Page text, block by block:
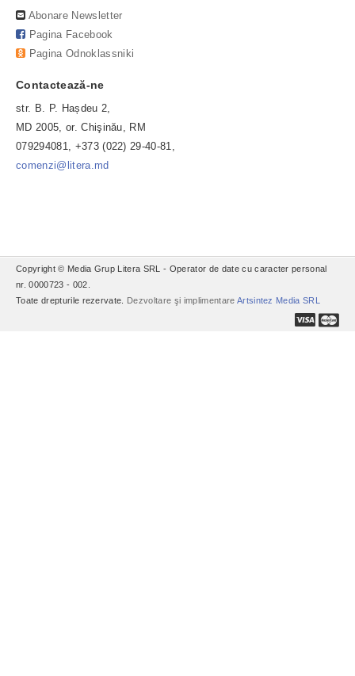
Abonare Newsletter
Pagina Facebook
Pagina Odnoklassniki
Contactează-ne
str. B. P. Hașdeu 2,
MD 2005, or. Chişinău, RM
079294081, +373 (022) 29-40-81,
comenzi@litera.md
Copyright © Media Grup Litera SRL - Operator de date cu caracter personal
nr. 0000723 - 002.
Toate drepturile rezervate. Dezvoltare şi implimentare Artsintez Media SRL